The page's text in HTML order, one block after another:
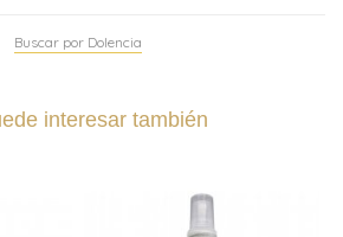
Buscar por Dolencia
interesar también